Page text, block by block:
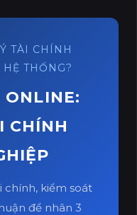
TÀI CHÍNH
THỐNG?
ONLINE:
CHÍNH
chính, kiểm soát
để nhân 3